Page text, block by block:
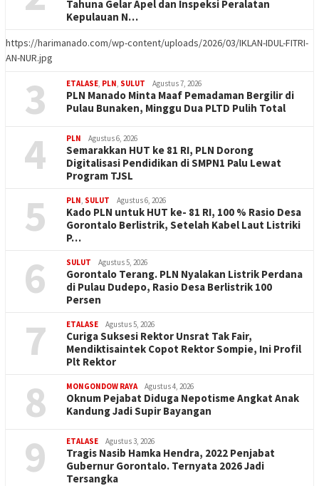
Tahuna Gelar Apel dan Inspeksi Peralatan
Kepulauan N…
https://harimanado.com/wp-content/uploads/2026/03/IKLAN-IDUL-FITRI-
AN-NUR.jpg
3 ETALASE PLN SULUT Agustus 7, 2026
PLN Manado Minta Maaf Pemadaman Bergilir di
Pulau Bunaken, Minggu Dua PLTD Pulih Total
4 PLN Agustus 6, 2026
Semarakkan HUT ke 81 RI, PLN Dorong
Digitalisasi Pendidikan di SMPN1 Palu Lewat
Program TJSL
5 PLN SULUT Agustus 6, 2026
Kado PLN untuk HUT ke- 81 RI, 100 % Rasio Desa
Gorontalo Berlistrik, Setelah Kabel Laut Listriki
P…
6 SULUT Agustus 5, 2026
Gorontalo Terang. PLN Nyalakan Listrik Perdana
di Pulau Dudepo, Rasio Desa Berlistrik 100
Persen
7 ETALASE Agustus 5, 2026
Curiga Suksesi Rektor Unsrat Tak Fair,
Mendiktisaintek Copot Rektor Sompie, Ini Profil
Plt Rektor
8 MONGONDOW RAYA Agustus 4, 2026
Oknum Pejabat Diduga Nepotisme Angkat Anak
Kandung Jadi Supir Bayangan
9 ETALASE Agustus 3, 2026
Tragis Nasib Hamka Hendra, 2022 Penjabat
Gubernur Gorontalo. Ternyata 2026 Jadi
Tersangka